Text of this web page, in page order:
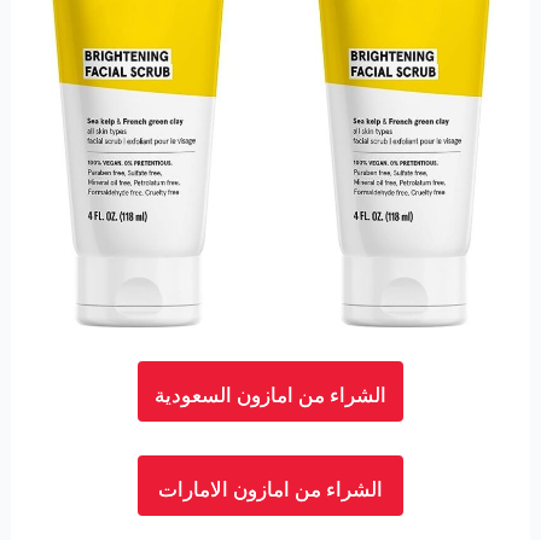
الشراء من امازون السعودية
الشراء من امازون الامارات